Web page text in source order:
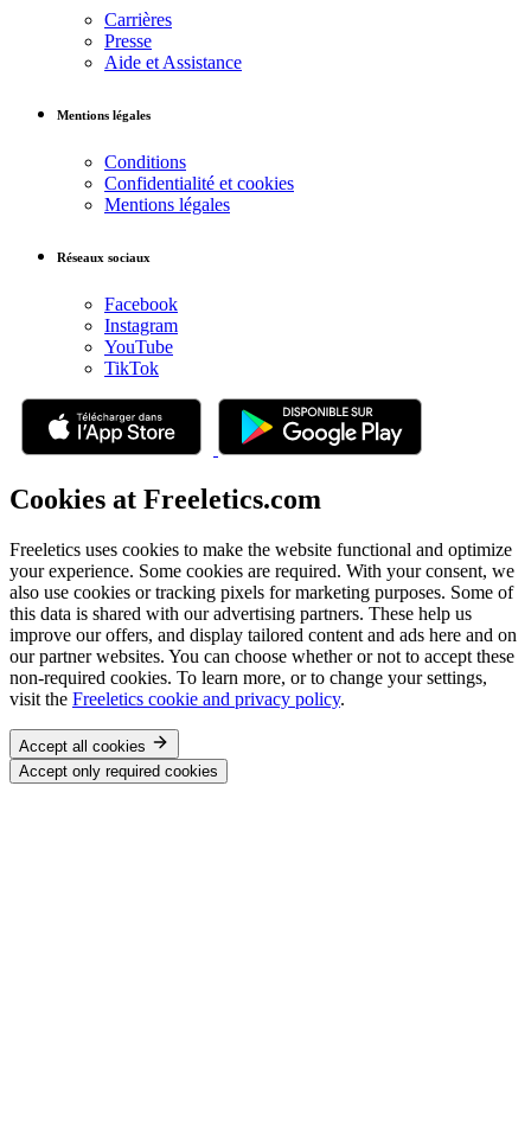
Carrières
Presse
Aide et Assistance
Mentions légales
Conditions
Confidentialité et cookies
Mentions légales
Réseaux sociaux
Facebook
Instagram
YouTube
TikTok
Cookies at Freeletics.com
Freeletics uses cookies to make the website functional and optimize
your experience. Some cookies are required. With your consent, we
also use cookies or tracking pixels for marketing purposes. Some of
this data is shared with our advertising partners. These help us
improve our offers, and display tailored content and ads here and on
our partner websites. You can choose whether or not to accept these
non-required cookies. To learn more, or to change your settings,
visit the Freeletics cookie and privacy policy.
Accept all cookies
Accept only required cookies